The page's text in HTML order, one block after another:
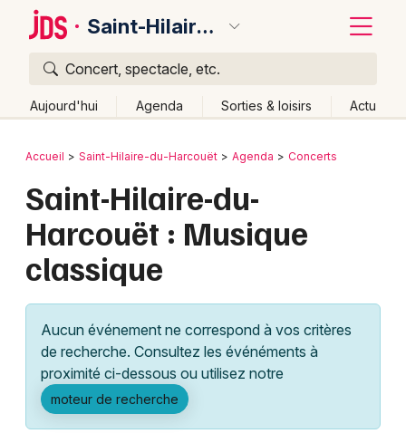
Saint-Hilaire-du-Harcouët
Concert, spectacle, etc.
Aujourd'hui Agenda Sorties & loisirs Actu
Publier un événement
Grands événements
Manifestations
Foires & salons
Bordeaux
Colmar
Lille
Lyon
Marseille
Mulhouse
Montpellier
Retour
Accueil Saint-Hilaire-du-Harcouët Agenda Concerts
Saint-Hilaire-du-
Harcouët : Musique
classique
Aucun événement ne correspond à vos critères
de recherche. Consultez les événéments à
proximité ci-dessous ou utilisez notre
moteur de recherche
Quoi ?
Où ?
Basse-Normandie
Partout
Près de moi
Changer de lieu
Quand ?